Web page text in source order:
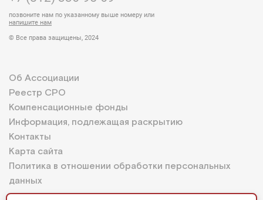
позвоните нам по указанному выше номеру или
напишите нам
© Все права защищены, 2024
Об Ассоциации
Реестр СРО
Компенсационные фонды
Информация, подлежащая раскрытию
Контакты
Карта сайта
Политика в отношении обработки персональных
данных